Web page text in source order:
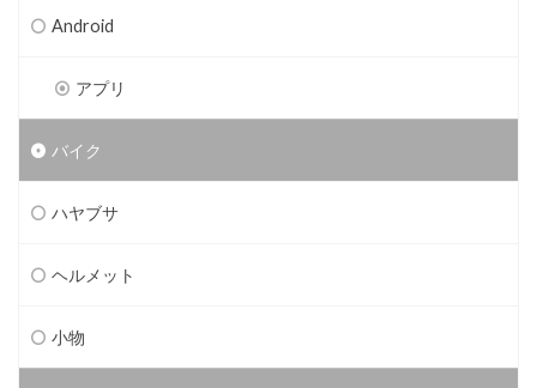
Android
アプリ
バイク
ハヤブサ
ヘルメット
小物